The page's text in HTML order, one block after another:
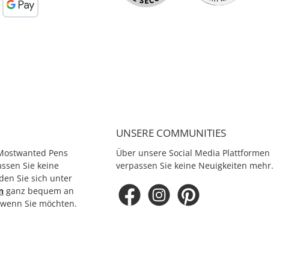
-
Pens
Sie keine
Sie sich unter
ganz bequem an
Sie möchten.
UNSERE COMMUNITIES
Über unsere Social Media Plattformen
verpassen Sie keine Neuigkeiten mehr.